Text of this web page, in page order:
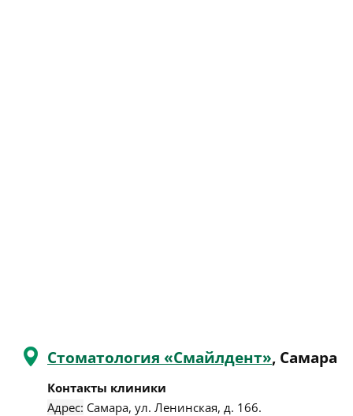
Стоматология «Смайлдент», Самара
Контакты клиники
Адрес: Самара, ул. Ленинская, д. 166.